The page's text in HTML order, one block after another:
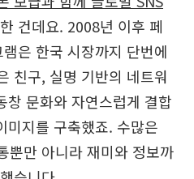
한 건데요. 2008년 이후 페
은 한국 시장까지 단번에
친구, 실명 기반의 네트워
창 문화와 자연스럽게 결합
지를 구축했죠. 수많은
뿐만 아니라 재미와 정보까